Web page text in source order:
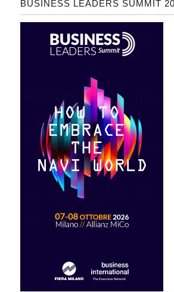
BUSINESS LEADERS SUMMIT